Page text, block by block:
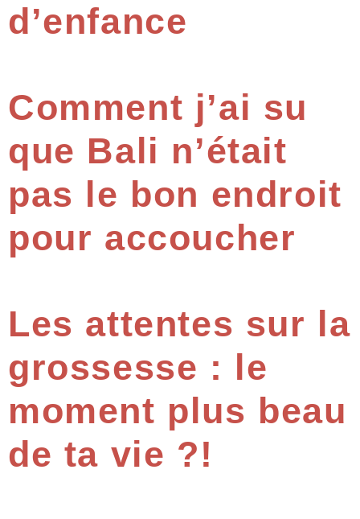
d’enfance
Comment j’ai su
que Bali n’était
pas le bon endroit
pour accoucher
Les attentes sur la
grossesse : le
moment plus beau
de ta vie ?!